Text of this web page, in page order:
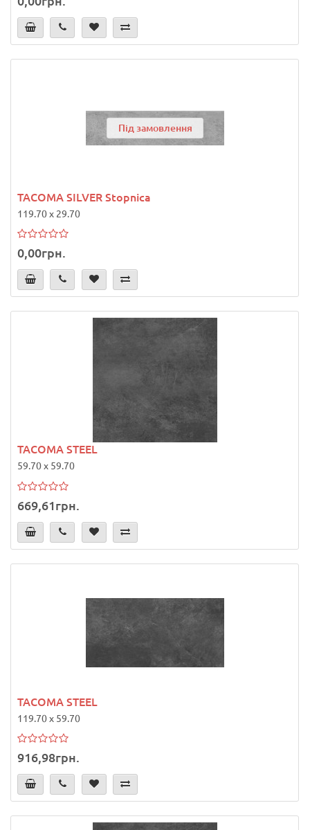
Під замовлення
TACOMA SILVER Stopnica
119.70 x 29.70
0,00грн.
TACOMA STEEL
59.70 x 59.70
669,61грн.
TACOMA STEEL
119.70 x 59.70
916,98грн.